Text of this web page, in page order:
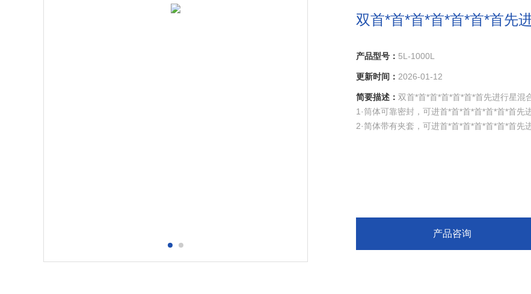
双首*首*首*首*首*首*首先
产品型号： 5L-1000L
更新时间： 2026-01-12
简要描述： 双首*首*首*首*首*首*首先进行星混
1·筒体可靠密封，可进首*首*首*首*首*首*首先
2·简体带有夹套，可进首*首*首*首*首*首*首先
产品咨询